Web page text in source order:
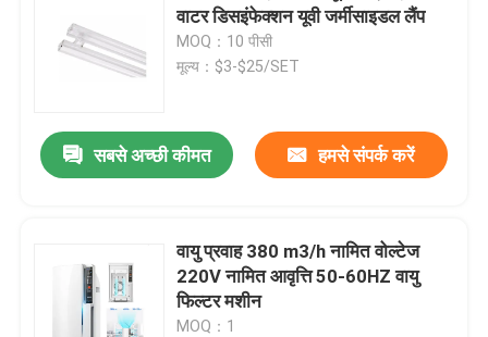
उत्पादों
कारखाना भ्रमण
संपर्क करें
वाटर डिसइंफेक्शन यूवी जर्मीसाइडल लैंप
MOQ：10 पीसी
मूल्य：$3-$25/SET
सबसे अच्छी कीमत हमसे संपर्क करें
वायु प्रवाह 380 m3/h नामित वोल्टेज
220V नामित आवृत्ति 50-60HZ वायु
फिल्टर मशीन
MOQ：1